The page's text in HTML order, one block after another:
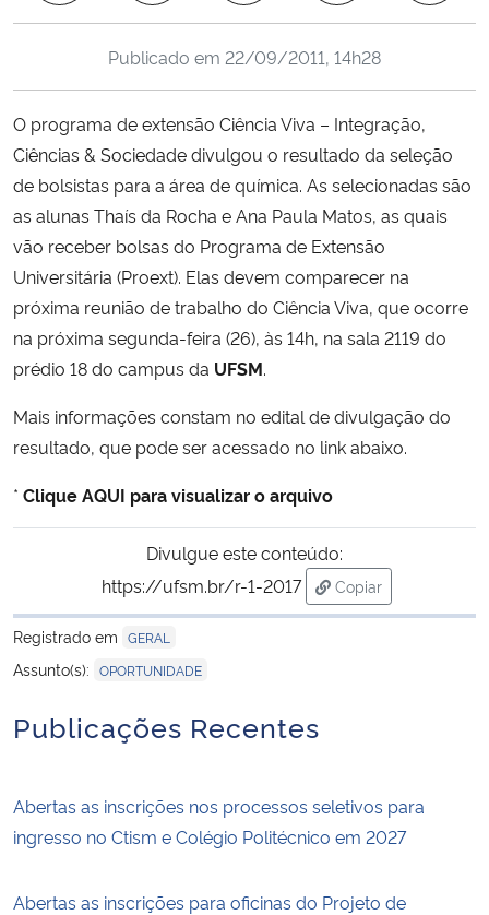
Ministério de Minas e Energia
Ministério da Ciência, Tecnologia, Inovações e Comunicações
Ministério do Meio Ambiente
Ministério do Turismo
Ministério do Desenvolvimento Regional
Controladoria-Geral da União
Secretaria de Governo
Planalto
Publicado em 22/09/2011, 14h28
O programa de extensão Ciência Viva – Integração,
Ciências & Sociedade divulgou o resultado da seleção
de bolsistas para a área de química. As selecionadas são
as alunas Thaís da Rocha e Ana Paula Matos, as quais
vão receber bolsas do Programa de Extensão
Universitária (Proext). Elas devem comparecer na
próxima reunião de trabalho do Ciência Viva, que ocorre
na próxima segunda-feira (26), às 14h, na sala 2119 do
prédio 18 do campus da UFSM.
Mais informações constam no edital de divulgação do
resultado, que pode ser acessado no link abaixo.
* Clique AQUI para visualizar o arquivo
Divulgue este conteúdo:
https://ufsm.br/r-1-2017
Copiar
para área de
Registrado em GERAL
Assunto(s): OPORTUNIDADE
Publicações Recentes
Abertas as inscrições nos processos seletivos para
ingresso no Ctism e Colégio Politécnico em 2027
Abertas as inscrições para oficinas do Projeto de